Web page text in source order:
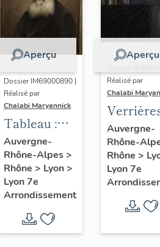
Aperçu
Dossier IM69000890 |
Réalisé par
Chalabi Maryannick
Tableau :
portrait du
Père
Augustin
Planque
Auvergne-
Rhône-Alpes>
Rhône > Lyon>
Lyon 7e
Arrondissement
Aperçu
Réalisé par
Chalabi
Auvergne-
Rhône-
Rhône >
Lyon 7e